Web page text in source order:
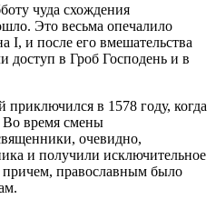
чуда схождения
Это весьма опечалило
I, и после его вмешательства
доступ в Гроб Господень и в
в 1578 году, когда
Во время смены
очевидно,
и получили исключительное
православным было